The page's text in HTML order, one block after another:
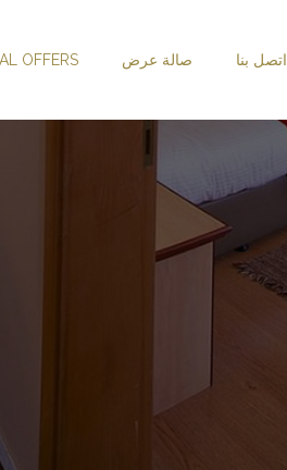
OFFERS صالة عرض اتصل بنا